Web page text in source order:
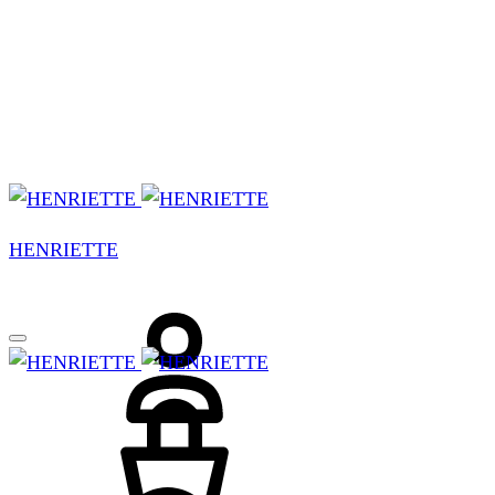
Menu
HENRIETTE